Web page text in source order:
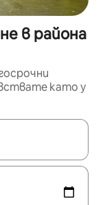
в района
като у